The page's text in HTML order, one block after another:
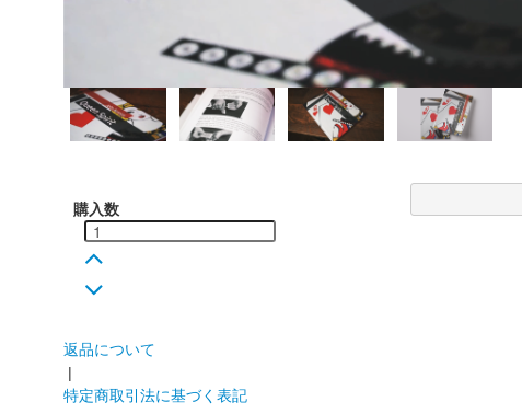
購入数
返品について
|
特定商取引法に基づく表記